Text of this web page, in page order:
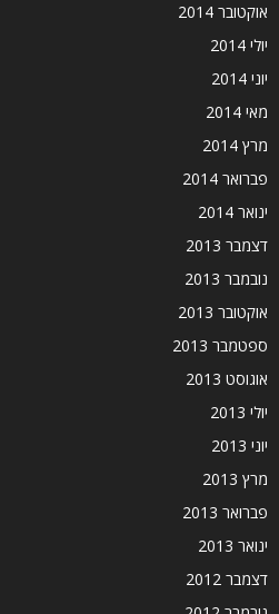
אוקטובר 2014
יולי 2014
יוני 2014
מאי 2014
מרץ 2014
פברואר 2014
ינואר 2014
דצמבר 2013
נובמבר 2013
אוקטובר 2013
ספטמבר 2013
אוגוסט 2013
יולי 2013
יוני 2013
מרץ 2013
פברואר 2013
ינואר 2013
דצמבר 2012